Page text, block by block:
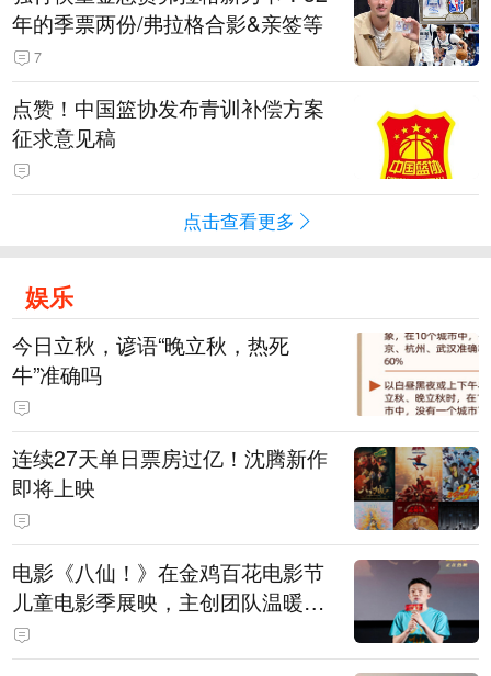
年的季票两份/弗拉格合影&亲签等
7
点赞！中国篮协发布青训补偿方案
征求意见稿
点击查看更多
娱乐
今日立秋，谚语“晚立秋，热死
牛”准确吗
连续27天单日票房过亿！沈腾新作
即将上映
电影《八仙！》在金鸡百花电影节
儿童电影季展映，主创团队温暖寄
语小观众